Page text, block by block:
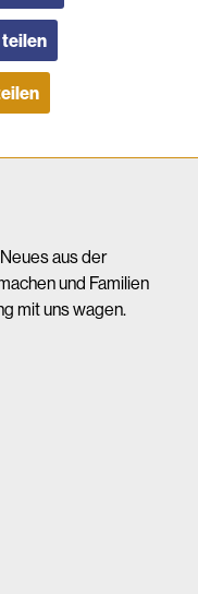
teilen
aus der
und Familien
mit uns wagen.